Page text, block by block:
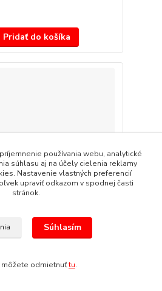
Pridať do košíka
používania webu, analytické
súhlasu aj na účely cielenia reklamy
Nastavenie vlastných preferencií
upraviť odkazom v spodnej časti
stránok.
Súhlasím
môžete odmietnuťtu.